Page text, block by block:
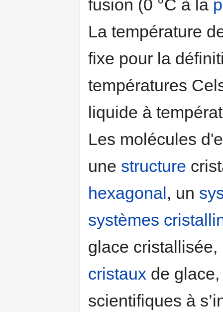
fusion (0 °C à la
La température
fixe pour la
températures
liquide à
Les molécules
une structure
hexagonal, un
systèmes
glace
cristaux de
scientifiques à